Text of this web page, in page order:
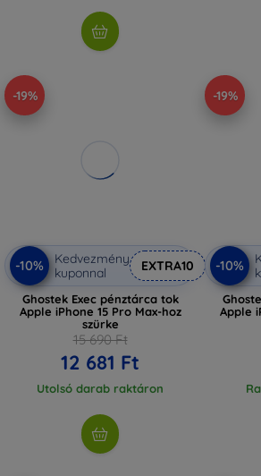
-19%
-10%
Kedvezmény
kuponnal
EXTRA10
Ghostek Exec pénztárca tok
Apple iPhone 15 Pro Max-hoz
szürke
15 690 Ft
12 681 Ft
Utolsó darab raktáron
-19%
-10%
Apple